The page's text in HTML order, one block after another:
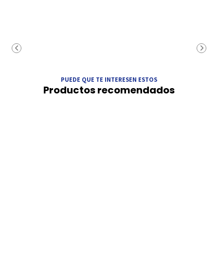
PUEDE QUE TE INTERESEN ESTOS
Productos recomendados